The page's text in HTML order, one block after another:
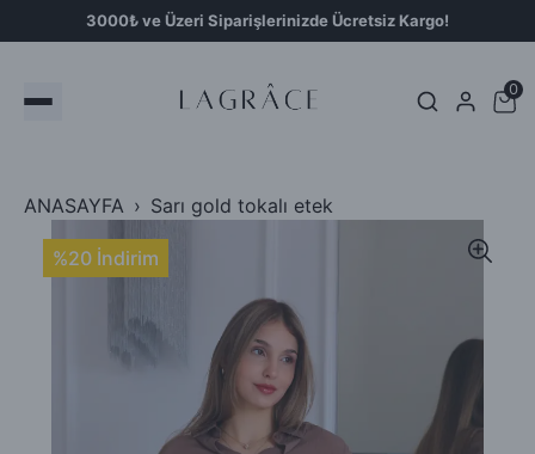
3000₺ ve Üzeri Siparişlerinizde Ücretsiz Kargo!
0
ANASAYFA Sarı gold tokalı etek
%20 İndirim